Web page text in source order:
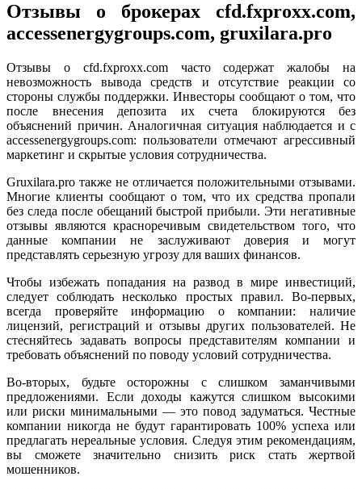
Отзывы о брокерах cfd.fxproxx.com,
accessenergygroups.com, gruxilara.pro
Отзывы о cfd.fxproxx.com часто содержат жалобы на
невозможность вывода средств и отсутствие реакции со
стороны службы поддержки. Инвесторы сообщают о том, что
после внесения депозита их счета блокируются без
объяснений причин. Аналогичная ситуация наблюдается и с
accessenergygroups.com: пользователи отмечают агрессивный
маркетинг и скрытые условия сотрудничества.
Gruxilara.pro также не отличается положительными отзывами.
Многие клиенты сообщают о том, что их средства пропали
без следа после обещаний быстрой прибыли. Эти негативные
отзывы являются красноречивым свидетельством того, что
данные компании не заслуживают доверия и могут
представлять серьезную угрозу для ваших финансов.
Чтобы избежать попадания на развод в мире инвестиций,
следует соблюдать несколько простых правил. Во-первых,
всегда проверяйте информацию о компании: наличие
лицензий, регистраций и отзывы других пользователей. Не
стесняйтесь задавать вопросы представителям компании и
требовать объяснений по поводу условий сотрудничества.
Во-вторых, будьте осторожны с слишком заманчивыми
предложениями. Если доходы кажутся слишком высокими
или риски минимальными — это повод задуматься. Честные
компании никогда не будут гарантировать 100% успеха или
предлагать нереальные условия. Следуя этим рекомендациям,
вы сможете значительно снизить риск стать жертвой
мошенников.